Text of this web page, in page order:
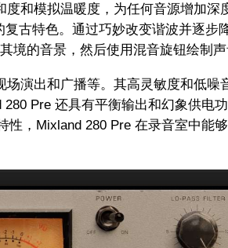
度和模拟温暖度，为任何音源增加深
古特色。通过巧妙改变谐波并逐步
的音景，然后使用混音旋钮绘制声
场演出和广播等‌。其高灵敏度和低噪
Pre 还具有平衡输出和幻象供电
，Mixland 280 Pre 在录音室中能